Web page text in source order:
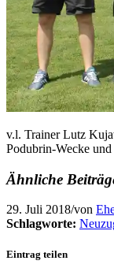
v.l. Trainer Lutz
Podubrin-Wecke
Ähnliche
29. Juli 2018/von
Schlagworte:
Eintrag teilen